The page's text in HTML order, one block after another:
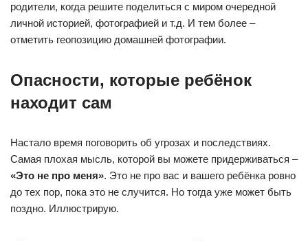
родители, когда решите поделиться с миром очередной
личной историей, фотографией и т.д. И тем более –
отметить геопозицию домашней фотографии.
Опасности, которые ребёнок
находит сам
Настало время поговорить об угрозах и последствиях.
Самая плохая мысль, которой вы можете придерживаться –
«Это не про меня». Это не про вас и вашего ребёнка ровно
до тех пор, пока это не случится. Но тогда уже может быть
поздно. Иллюстрирую.